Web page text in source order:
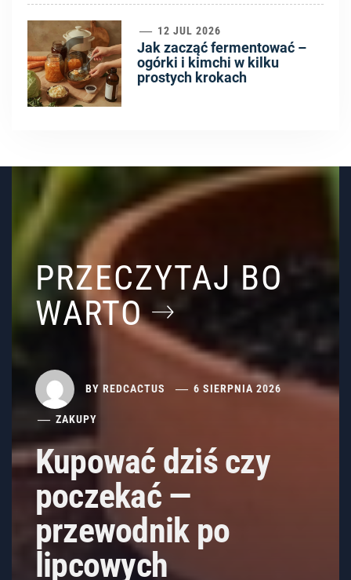
6 12 JUL 2026
Jak zacząć fermentować –
ogórki i kimchi w kilku
prostych krokach
PRZECZYTAJ BO
WARTO
BY REDCACTUS 6 SIERPNIA 2026
ZAKUPY
Kupować dziś czy
poczekać —
przewodnik po
lipcowych